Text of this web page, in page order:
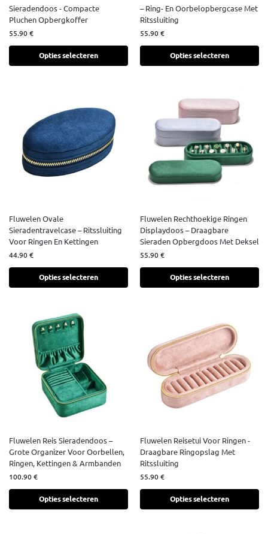
Sieradendoos - Compacte
Pluchen Opbergkoffer
55.90€
Opties selecteren
– Ring- En Oorbelopbergcase Met
Ritssluiting
55.90€
Opties selecteren
Fluwelen Ovale
Sieradentravelcase – Ritssluiting
Voor Ringen En Kettingen
44.90€
Opties selecteren
Fluwelen Rechthoekige Ringen
Displaydoos – Draagbare
Sieraden Opbergdoos Met Deksel
55.90€
Opties selecteren
Fluwelen Reis Sieradendoos –
Grote Organizer Voor Oorbellen,
Ringen, Kettingen & Armbanden
100.90€
Opties selecteren
Fluwelen Reisetui Voor Ringen -
Draagbare Ringopslag Met
Ritssluiting
55.90€
Opties selecteren